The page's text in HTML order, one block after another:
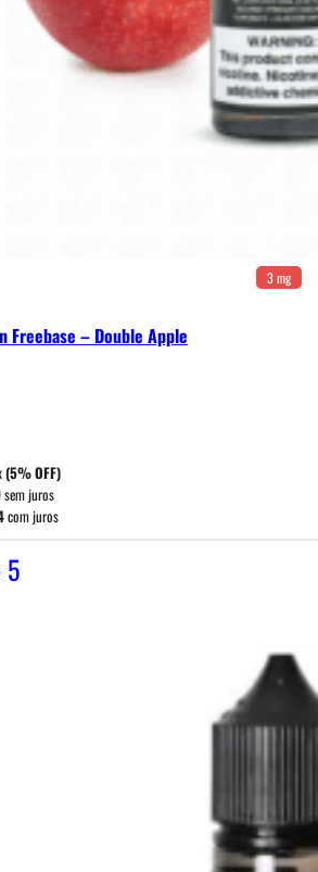
3 mg
Freebase – Double Apple
(5% OFF)
sem juros
com juros
5